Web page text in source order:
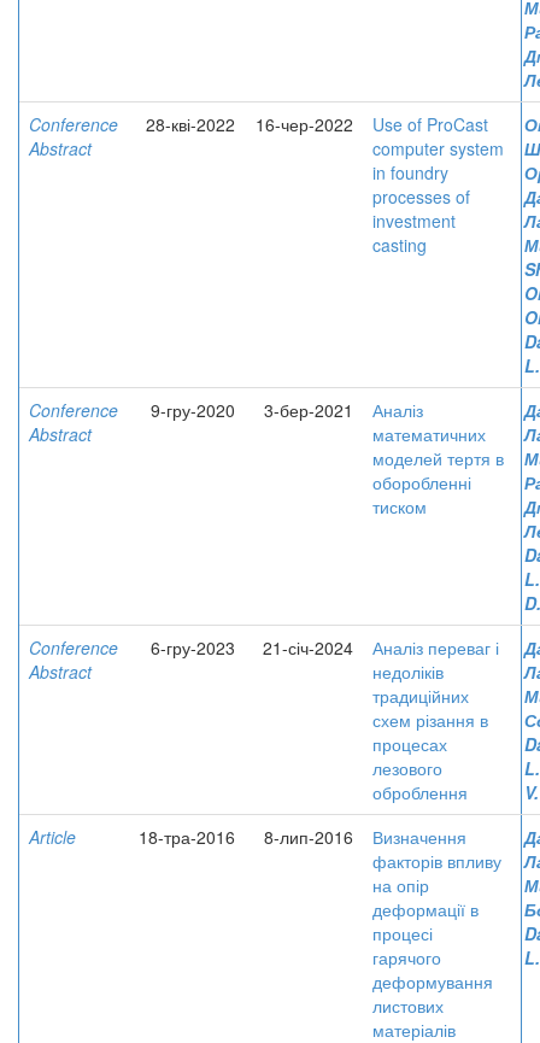
Conference
Abstract
28-кві-2022 16-чер-2022
Use of ProCast
computer system
in foundry
processes of
investment
casting
Conference
Abstract
9-гру-2020 3-бер-2021
Аналіз
математичних
моделей тертя в
оборобленні
тиском
Conference
Abstract
6-гру-2023 21-січ-2024
Аналіз переваг і
недоліків
традиційних
схем різання в
процесах
лезового
оброблення
V.
Article
18-тра-2016 8-лип-2016
Визначення
факторів впливу
на опір
деформації в
процесі
гарячого
деформування
листових
матеріалів
L.